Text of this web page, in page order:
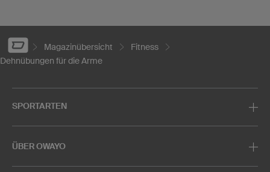
Magazinübersicht
Fitness
Dehnübungen für die Arme
SPORTARTEN
ÜBER OWAYO